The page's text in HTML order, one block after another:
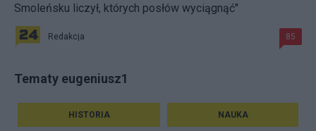
Smoleńsku liczył, których posłów wyciągnąć"
Redakcja 85
Tematy eugeniusz1
HISTORIA NAUKA